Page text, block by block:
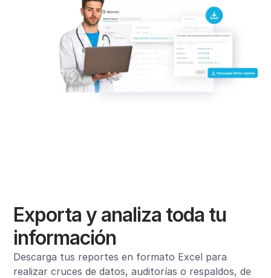
Exporta y analiza toda tu
información
Descarga tus reportes en formato Excel para
realizar cruces de datos, auditorías o respaldos, de